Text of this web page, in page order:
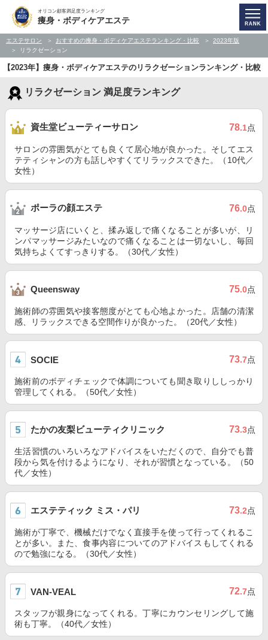
オリコン顧客満足度ランキング
痩身・ボディケアエステ
エステサロン おすすめの痩身・ボディケアエステランキング・比較
2023年版
リラクゼーション
【2023年】痩身・ボディケアエステのリラクゼーションランキング・比較
リラクゼーション 満足度ランキング
資生堂ビューティーサロン 78.1点
サロンの雰囲気がとても良くて居心地が良かった。そしてエス
テティシャンの方も話しやすくてリラックスできた。（10代／
女性）
ポーラの顔エステ 76.0点
マッサージ店にいくと、揉み返しで痛くなることが多いが、リ
ンパマッサージみたいなので痛くなることは一切ないし、毎回
気持ちよくてすっきりする。（30代／女性）
Queensway 75.0点
施術師の雰囲気や接客態度がとても心地よかった。店舗の清潔
感、リラックスできる空間作りが良かった。（20代／女性）
SOCIE 73.7点
施術前のボディチェックで体調についても聞き取りししっかり
管理してくれる。（50代／女性）
たかの友梨ビューティクリニック 73.3点
生活習慣のいろいろなアドバイスをいただくので、自分でも普
段から気を付けるようになり、それが習慣となっている。（50
代／女性）
エステティック ミス・パリ 73.2点
施術が丁寧で、機械だけでなく直接手を使って行ってくれるこ
とが多い。また、食事内容についてのアドバイスもしてくれる
ので勉強になる。（30代／女性）
VAN-VEAL 72.7点
スタッフが親身になってくれる。丁寧にカウンセリングして施
術も丁寧。（40代／女性）